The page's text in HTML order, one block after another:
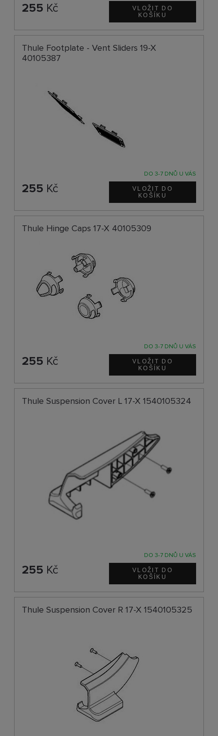
255 Kč
Thule Footplate - Vent Sliders 19-X
40105387
DO 3-7 DNŮ U VÁS
255 Kč
Thule Hinge Caps 17-X 40105309
DO 3-7 DNŮ U VÁS
255 Kč
Thule Suspension Cover L 17-X 1540105324
DO 3-7 DNŮ U VÁS
255 Kč
Thule Suspension Cover R 17-X 1540105325